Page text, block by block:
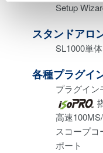
Setup
スタンドアロ
SL1000単
各種プラグイ
プラグイン
高速
スコープ
ポート